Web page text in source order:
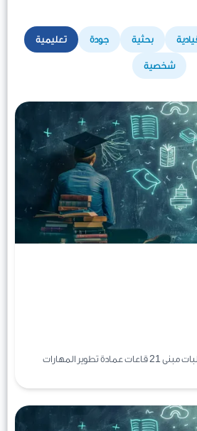
بحثية جودة تعليمية
شخصية
تطوير المهارات